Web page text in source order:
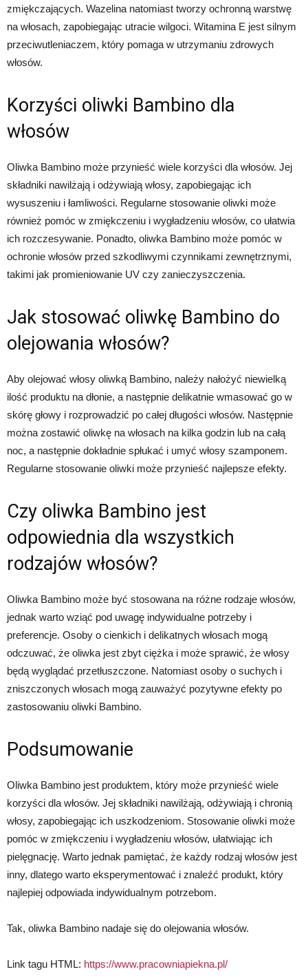
zmiękczających. Wazelina natomiast tworzy ochronną warstwę
na włosach, zapobiegając utracie wilgoci. Witamina E jest silnym
przeciwutleniaczem, który pomaga w utrzymaniu zdrowych
włosów.
Korzyści oliwki Bambino dla
włosów
Oliwka Bambino może przynieść wiele korzyści dla włosów. Jej
składniki nawilżają i odżywiają włosy, zapobiegając ich
wysuszeniu i łamliwości. Regularne stosowanie oliwki może
również pomóc w zmiękczeniu i wygładzeniu włosów, co ułatwia
ich rozczesywanie. Ponadto, oliwka Bambino może pomóc w
ochronie włosów przed szkodliwymi czynnikami zewnętrznymi,
takimi jak promieniowanie UV czy zanieczyszczenia.
Jak stosować oliwkę Bambino do
olejowania włosów?
Aby olejować włosy oliwką Bambino, należy nałożyć niewielką
ilość produktu na dłonie, a następnie delikatnie wmasować go w
skórę głowy i rozprowadzić po całej długości włosów. Następnie
można zostawić oliwkę na włosach na kilka godzin lub na całą
noc, a następnie dokładnie spłukać i umyć włosy szamponem.
Regularne stosowanie oliwki może przynieść najlepsze efekty.
Czy oliwka Bambino jest
odpowiednia dla wszystkich
rodzajów włosów?
Oliwka Bambino może być stosowana na różne rodzaje włosów,
jednak warto wziąć pod uwagę indywidualne potrzeby i
preferencje. Osoby o cienkich i delikatnych włosach mogą
odczuwać, że oliwka jest zbyt ciężka i może sprawić, że włosy
będą wyglądać przetłuszczone. Natomiast osoby o suchych i
zniszczonych włosach mogą zauważyć pozytywne efekty po
zastosowaniu oliwki Bambino.
Podsumowanie
Oliwka Bambino jest produktem, który może przynieść wiele
korzyści dla włosów. Jej składniki nawilżają, odżywiają i chronią
włosy, zapobiegając ich uszkodzeniom. Stosowanie oliwki może
pomóc w zmiękczeniu i wygładzeniu włosów, ułatwiając ich
pielęgnację. Warto jednak pamiętać, że każdy rodzaj włosów jest
inny, dlatego warto eksperymentować i znaleźć produkt, który
najlepiej odpowiada indywidualnym potrzebom.
Tak, oliwka Bambino nadaje się do olejowania włosów.
Link tagu HTML: https://www.pracowniapiekna.pl/